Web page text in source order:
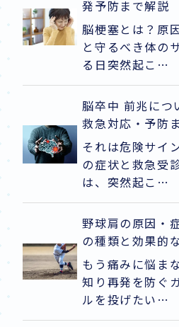
発予防まで解説
脳梗塞とは？原
と守るべき体の
る日突然起こ…
脳卒中 前兆につ
救急対応・予防
それは危険サイ
の症状と救急受
は、突然起こ…
野球肩の原因・
の種類と効果的
もう痛みに悩ま
知り再発を防ぐ
ルを投げたい…